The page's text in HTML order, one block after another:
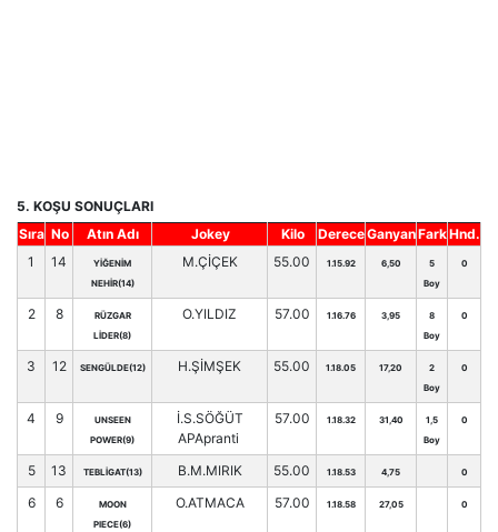
5. KOŞU SONUÇLARI
Sıra No Atın Adı Jokey Kilo DereceGanyanFarkHnd.
1
14
YİĞENİM
NEHİR(14)
M.ÇİÇEK 55.00 1.15.92 6,50
5
Boy
0
2 8
RÜZGAR
LİDER(8)
O.YILDIZ 57.00 1.16.76 3,95
8
Boy
0
3 12 SENGÜLDE(12) H.ŞİMŞEK 55.00 1.18.05 17,20
2
Boy
0
4 9
UNSEEN
POWER(9)
İ.S.SÖĞÜT
APApranti
57.00 1.18.32 31,40
1,5
Boy
0
5 13 TEBLİGAT(13) B.M.MIRIK 55.00 1.18.53 4,75 0
6 6
MOON
PIECE(6)
O.ATMACA 57.00 1.18.58 27,05 0